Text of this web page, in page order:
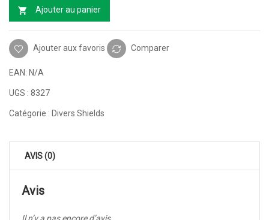
Ajouter au panier
Ajouter aux favoris Comparer
EAN: N/A
UGS : 8327
Catégorie : Divers Shields
AVIS (0)
Avis
Il n’y a pas encore d’avis.